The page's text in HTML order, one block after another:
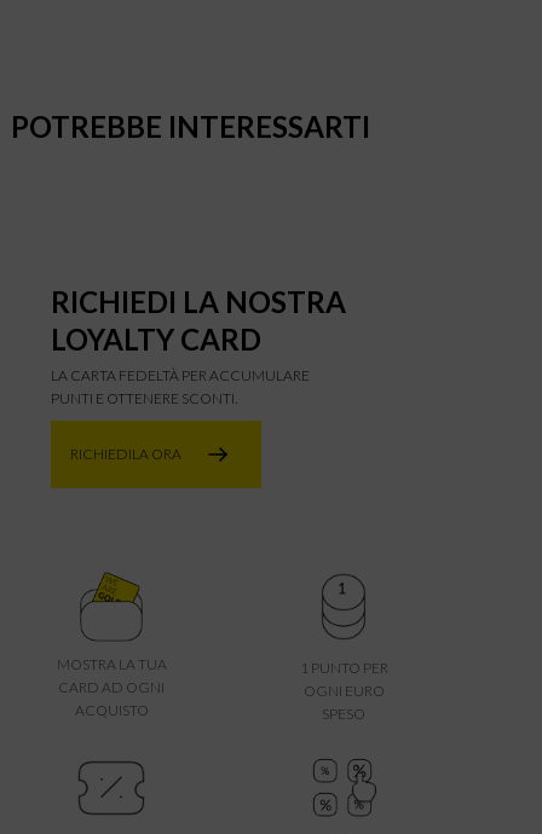
POTREBBE INTERESSARTI
RICHIEDI LA NOSTRA
LOYALTY CARD
LA CARTA FEDELTÀ PER ACCUMULARE
PUNTI E OTTENERE SCONTI.
RICHIEDILA ORA
MOSTRA LA TUA
CARD AD OGNI
ACQUISTO
1 PUNTO PER
OGNI EURO
SPESO